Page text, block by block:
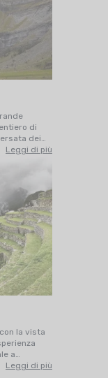
di
dei
circa 900
Leggi di più
la vista
a
Incas di
Leggi di più